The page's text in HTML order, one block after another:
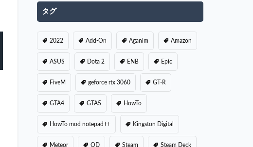
タグ
2022 Add-On Aganim Amazon
ASUS Dota 2 ENB Epic
FiveM geforce rtx 3060 GT-R
GTA4 GTA5 HowTo
HowTo mod notepad++ Kingston Digital
Meteor OD Steam Steam Deck